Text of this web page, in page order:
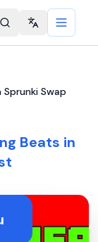
Change
Swap
Beats in